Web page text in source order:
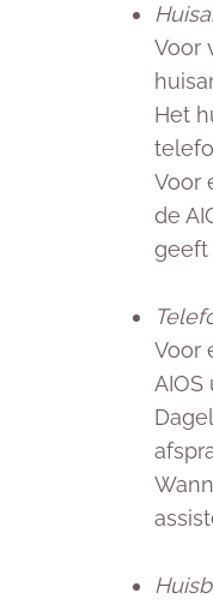
Voor
Het
Voor
de
geeft
Voor